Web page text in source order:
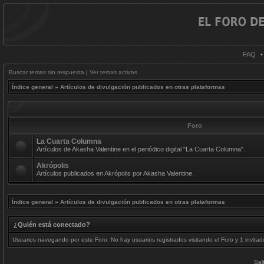
FAQ •
Buscar temas sin respuesta | Ver temas activos
Índice general » Artículos de divulgación publicados en otras plataformas
Foro
La Cuarta Columna
Artículos de Akasha Valentine en el periódico digital "La Cuarta Columna".
Akrópolis
Artículos publicados en Akrópolis por Akasha Valentine.
Índice general » Artículos de divulgación publicados en otras plataformas
¿Quién está conectado?
Usuarios navegando por este Foro: No hay usuarios registrados visitando el Foro y 1